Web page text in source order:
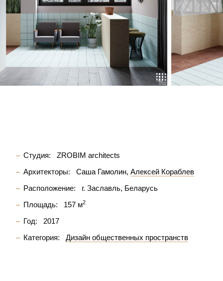
Студия:
ZROBIM architects
Архитекторы:
Саша Гамолин Алексей Кораблев
Расположение:
г. Заславль, Беларусь
Площадь:
157 м2
Год:
2017
Категория:
Дизайн общественных пространств